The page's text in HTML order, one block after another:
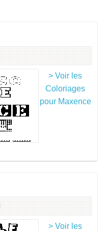
> Voir les
Coloriages
pour Maxence
> Voir les